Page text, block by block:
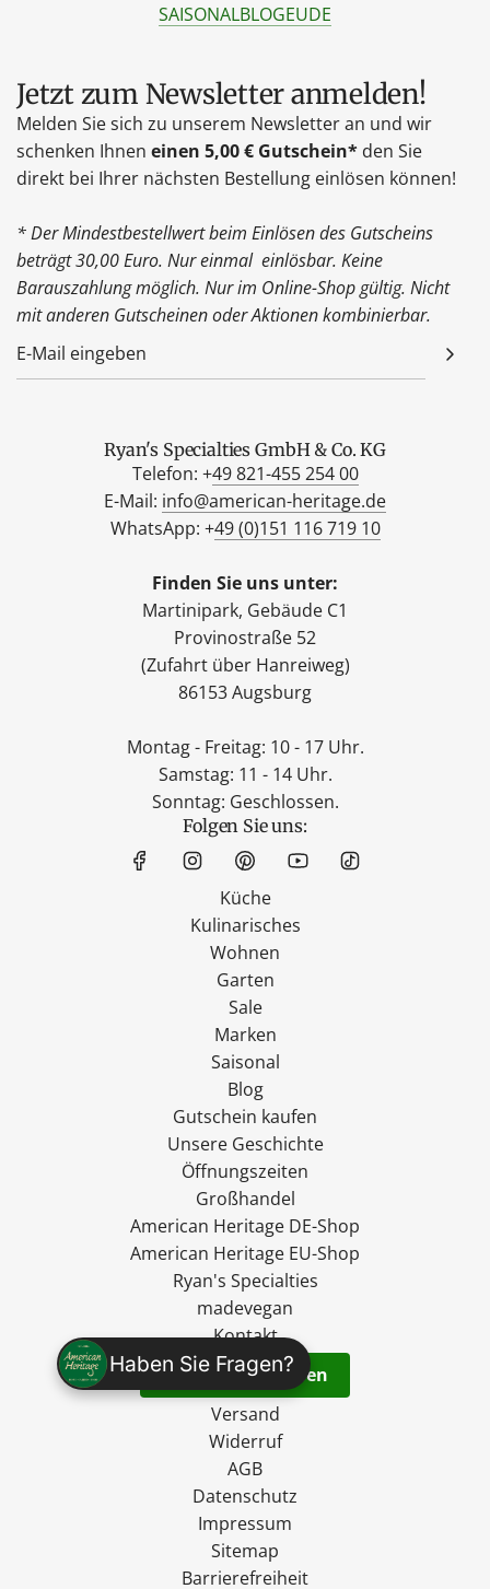
Haben Sie Fragen?
SAISONALBLOGEUDE
Jetzt zum Newsletter anmelden!
Melden Sie sich zu unserem Newsletter an und wir
schenken Ihnen einen 5,00 € Gutschein* den Sie
direkt bei Ihrer nächsten Bestellung einlösen können!
* Der Mindestbestellwert beim Einlösen des Gutscheins
beträgt 30,00 Euro. Nur einmal einlösbar. Keine
Barauszahlung möglich. Nur im Online-Shop gültig. Nicht
mit anderen Gutscheinen oder Aktionen kombinierbar.
Ryan's Specialties GmbH & Co. KG
Telefon: +49 821-455 254 00
E-Mail: info@american-heritage.de
WhatsApp: +49 (0)151 116 719 10
Finden Sie uns unter:
Martinipark, Gebäude C1
Provinostraße 52
(Zufahrt über Hanreiweg)
86153 Augsburg
Montag - Freitag: 10 - 17 Uhr.
Samstag: 11 - 14 Uhr.
Sonntag: Geschlossen.
Folgen Sie uns:
Küche
Kulinarisches
Wohnen
Garten
Sale
Marken
Saisonal
Blog
Gutschein kaufen
Unsere Geschichte
Öffnungszeiten
Großhandel
American Heritage DE-Shop
American Heritage EU-Shop
Ryan's Specialties
madevegan
Kontakt
Vertrag widerrufen
Versand
Widerruf
AGB
Datenschutz
Impressum
Sitemap
Barrierefreiheit